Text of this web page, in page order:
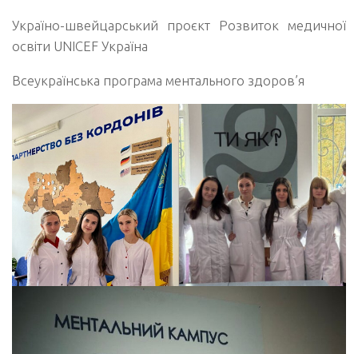
Україно-швейцарський проєкт Розвиток медичної
освіти UNICEF Украïна
Всеукраїнська програма ментального здоров’я